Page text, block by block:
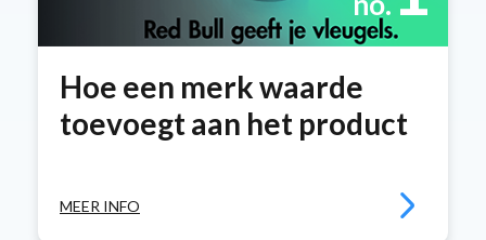
Hoe een merk waarde
toevoegt aan het product
MEER INFO